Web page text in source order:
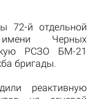
72-й отдельной
имени Черных
РСЗО БМ-21
бригады.
реактивную